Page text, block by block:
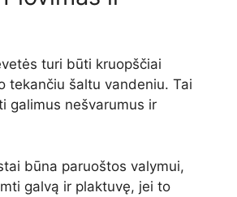
turi būti kruopščiai
tekančiu šaltu vandeniu. Tai
galimus nešvarumus ir
būna paruoštos valymui,
galvą ir plaktuvę, jei to